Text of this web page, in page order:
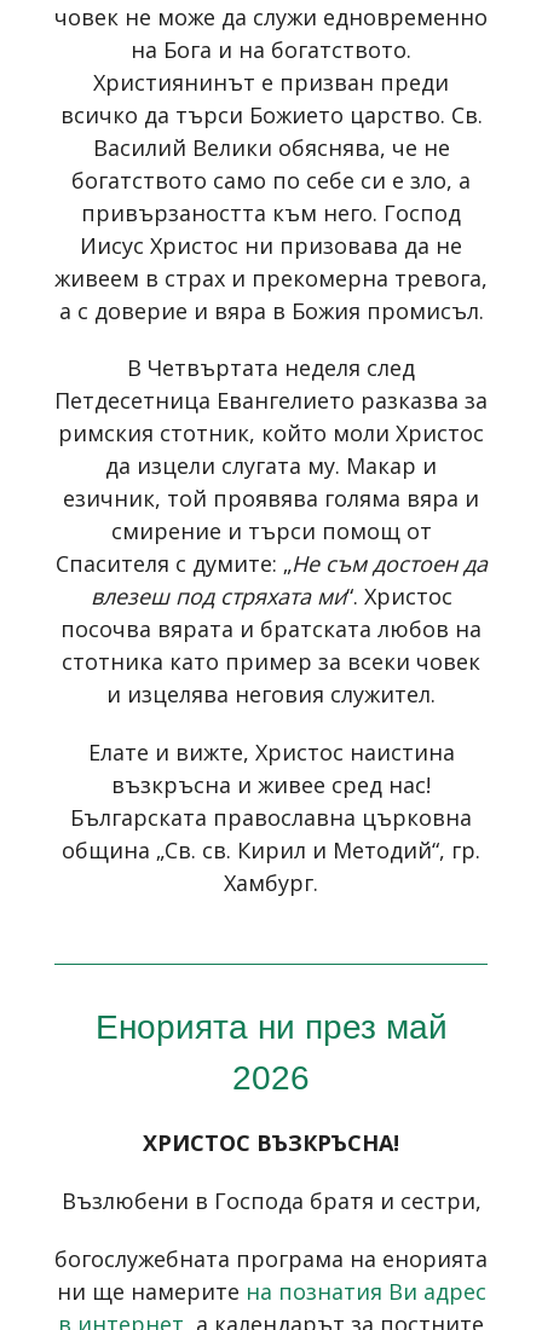
човек не може да служи едновременно
на Бога и на богатството.
Християнинът е призван преди
всичко да търси Божието царство. Св.
Василий Велики обяснява, че не
богатството само по себе си е зло, а
привързаността към него. Господ
Иисус Христос ни призовава да не
живеем в страх и прекомерна тревога,
а с доверие и вяра в Божия промисъл.
В Четвъртата неделя след
Петдесетница Евангелието разказва за
римския стотник, който моли Христос
да изцели слугата му. Макар и
езичник, той проявява голяма вяра и
смирение и търси помощ от
Спасителя с думите: „Не съм достоен да
влезеш под стряхата ми“. Христос
посочва вярата и братската любов на
стотника като пример за всеки човек
и изцелява неговия служител.
Елате и вижте, Христос наистина
възкръсна и живее сред нас!
Българската православна църковна
община „Св. св. Кирил и Методий“, гр.
Хамбург.
Енорията ни през май
2026
ХРИСТОС ВЪЗКРЪСНА!
Възлюбени в Господа братя и сестри,
богослужебната програма на енорията
ни ще намерите на познатия Ви адрес
в интернет , а календарът за постните